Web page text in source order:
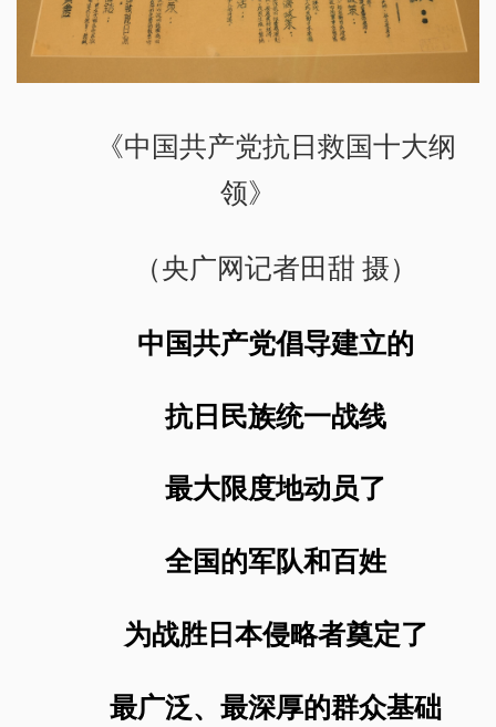
《中国共产党抗日救国十大纲
领》
（央广网记者田甜 摄）
中国共产党倡导建立的
抗日民族统一战线
最大限度地动员了
全国的军队和百姓
为战胜日本侵略者奠定了
最广泛、最深厚的群众基础